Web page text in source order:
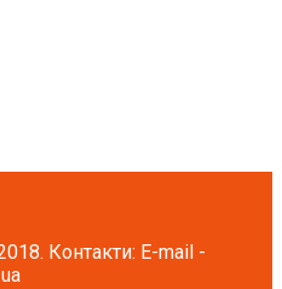
Контакти: E-mail -